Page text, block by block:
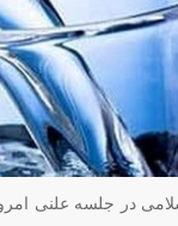
در جلسه علنی